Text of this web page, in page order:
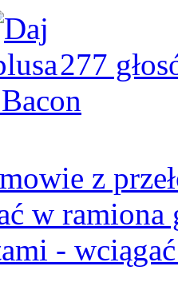
277
z
w ramiona
-